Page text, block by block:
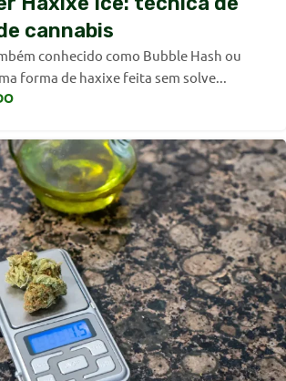
cannabis
conhecido como Bubble Hash ou
forma de haxixe feita sem solve...